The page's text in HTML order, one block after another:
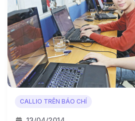
CALLIO TRÊN BÁO CHÍ